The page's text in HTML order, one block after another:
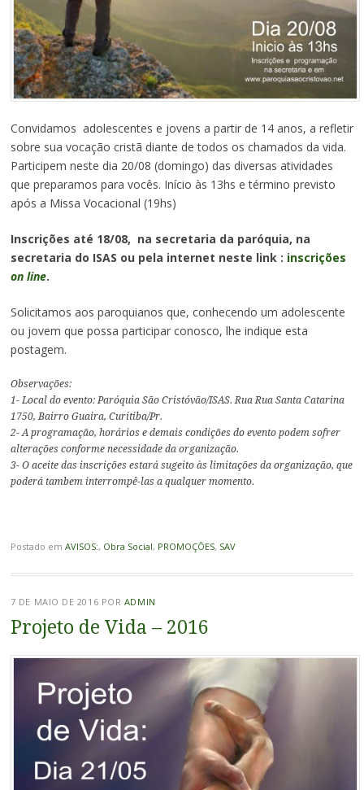
Convidamos adolescentes e jovens a partir de 14 anos, a refletir
sobre sua vocação cristã diante de todos os chamados da vida.
Participem neste dia 20/08 (domingo) das diversas atividades
que preparamos para vocês. Início às 13hs e término previsto
após a Missa Vocacional (19hs)
Inscrições até 18/08, na secretaria da paróquia, na
secretaria do ISAS ou pela internet neste link : inscrições
on line.
Solicitamos aos paroquianos que, conhecendo um adolescente
ou jovem que possa participar conosco, lhe indique esta
postagem.
Observações:
1- Local do evento: Paróquia São Cristóvão/ISAS. Rua Rua Santa Catarina
1750, Bairro Guaira, Curitiba/Pr.
2- A programação, horários e demais condições do evento podem sofrer
alterações conforme necessidade da organização.
3- O aceite das inscrições estará sugeito às limitações da organização, que
poderá tambem interrompê-las a qualquer momento.
Postado em AVISOS:, Obra Social, PROMOÇÕES, SAV
7 DE MAIO DE 2016 POR ADMIN
Projeto de Vida – 2016